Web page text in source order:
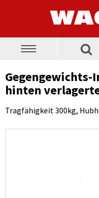
Toggle
hinten
Tragfähigkeit 300kg,